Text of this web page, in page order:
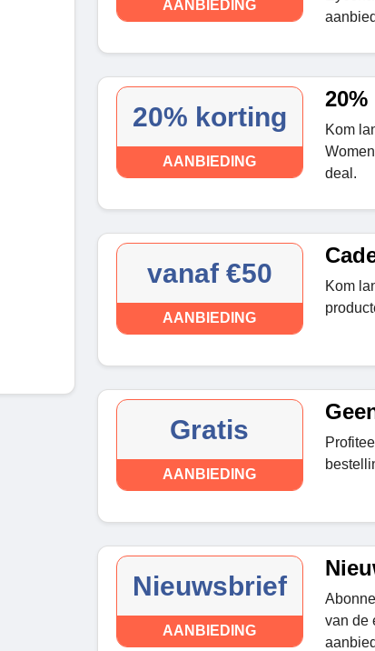
AANBIEDING
20% korting
AANBIEDING
Kom
deal.
vanaf €50
AANBIEDING
Kom
Gratis
AANBIEDING
Nieuwsbrief
AANBIEDING
van de